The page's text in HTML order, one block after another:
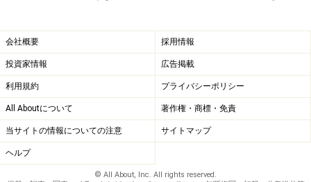
会社概要 採用情報
投資家情報 広告掲載
利用規約 プライバシーポリシー
All Aboutについて 著作権・商標・免責
当サイトの情報についての注意 サイトマップ
ヘルプ
© All About, Inc. All rights reserved.